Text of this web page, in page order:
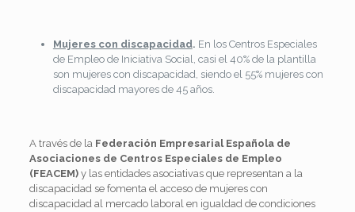
Mujeres con discapacidad. En los Centros Especiales
de Empleo de Iniciativa Social, casi el 40% de la plantilla
son mujeres con discapacidad, siendo el 55% mujeres con
discapacidad mayores de 45 años.
A través de la Federación Empresarial Española de
Asociaciones de Centros Especiales de Empleo
(FEACEM)y las entidades asociativas que representan a la
discapacidad se fomenta el acceso de mujeres con
discapacidad al mercado laboral en igualdad de condiciones